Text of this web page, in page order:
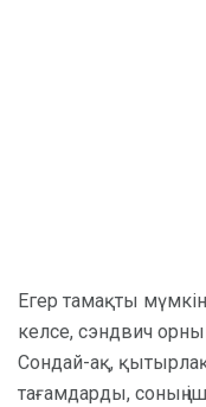
Егер тамақты
келсе, сэндвич
Сондай-ақ,
тағамдарды, соның